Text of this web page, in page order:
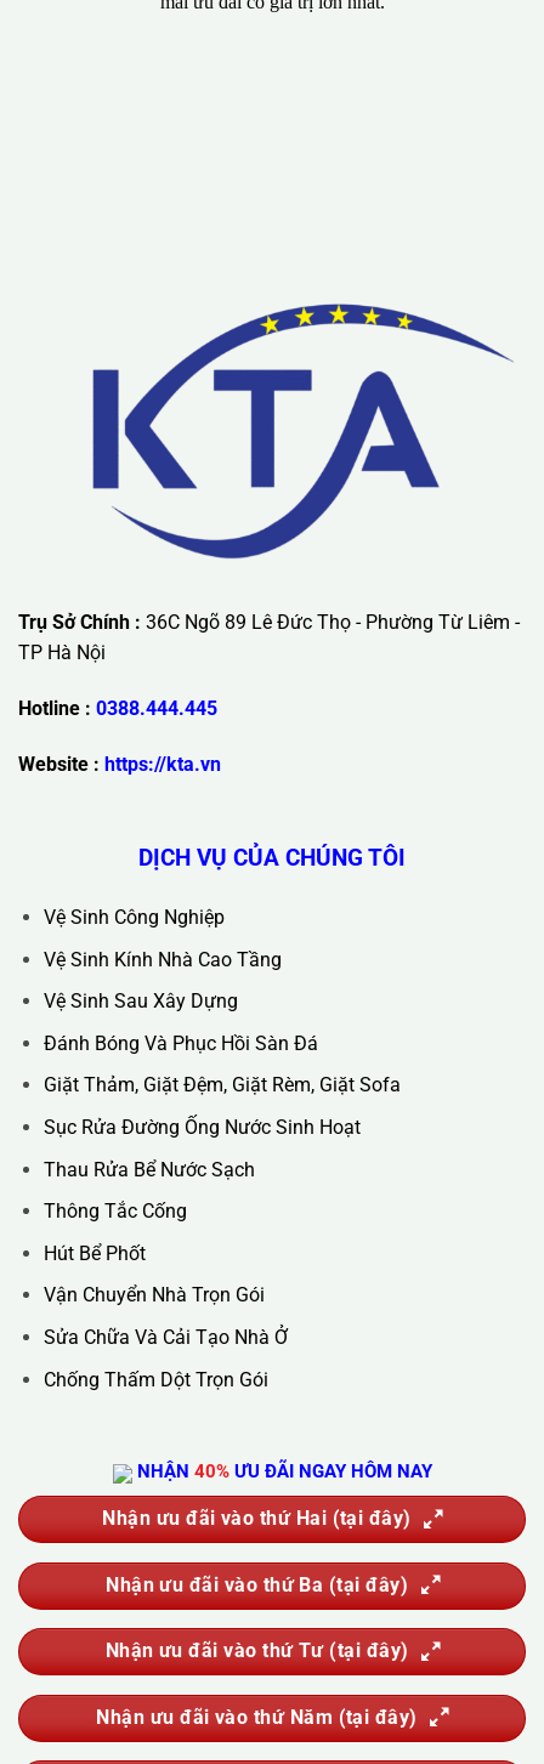
Lưu ý: Liên hệ chúng tôi được áp dụng chương trình khuyến
mãi ưu đãi có giá trị lớn nhất.
Trụ Sở Chính :36C Ngõ 89 Lê Đức Thọ - Phường Từ Liêm -
TP Hà Nội
Hotline : 0388.444.445
Vệ Sinh Công Nghiệp
Vệ Sinh Kính Nhà Cao Tầng
Đánh Bóng Và Phục Hồi Sàn Đá
Giặt Thảm, Giặt Đệm, Giặt Rèm, Giặt Sofa
Sục Rửa Đường Ống Nước Sinh Hoạt
Thau Rửa Bể Nước Sạch